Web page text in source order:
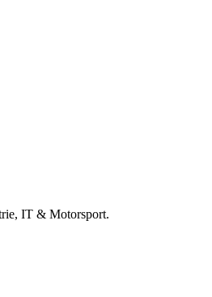
IT & Motorsport.